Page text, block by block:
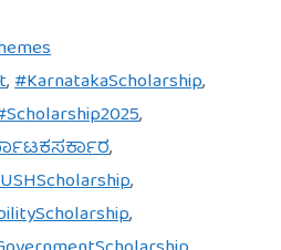
,#KarnatakaScholarship,
,
,
,
,